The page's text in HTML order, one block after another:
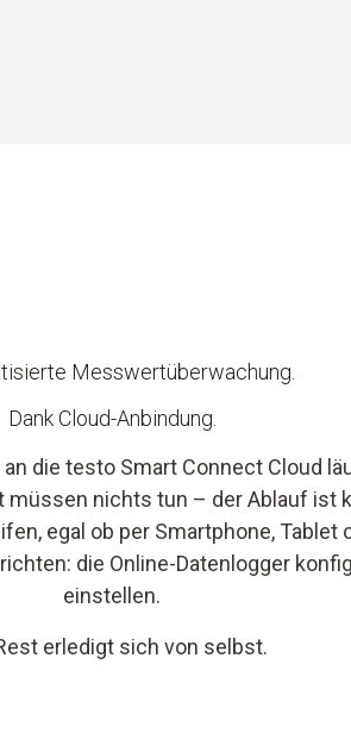
Messwertüberwachung.
Dank Cloud-Anbindung.
die testo Smart Connect Cloud
müssen nichts tun – der Ablauf ist
egal ob per Smartphone, Tablet
die Online-Datenlogger
einstellen.
erledigt sich von selbst.